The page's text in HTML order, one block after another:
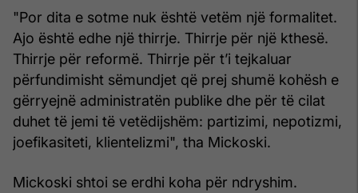
"Por dita e sotme nuk është vetëm një formalitet.
Ajo është edhe një thirrje. Thirrje për një kthesë.
Thirrje për reformë. Thirrje për t’i tejkaluar
përfundimisht sëmundjet që prej shumë kohësh e
gërryejnë administratën publike dhe për të cilat
duhet të jemi të vetëdijshëm: partizimi, nepotizmi,
joefikasiteti, klientelizmi", tha Mickoski.
Mickoski shtoi se erdhi koha për ndryshim.